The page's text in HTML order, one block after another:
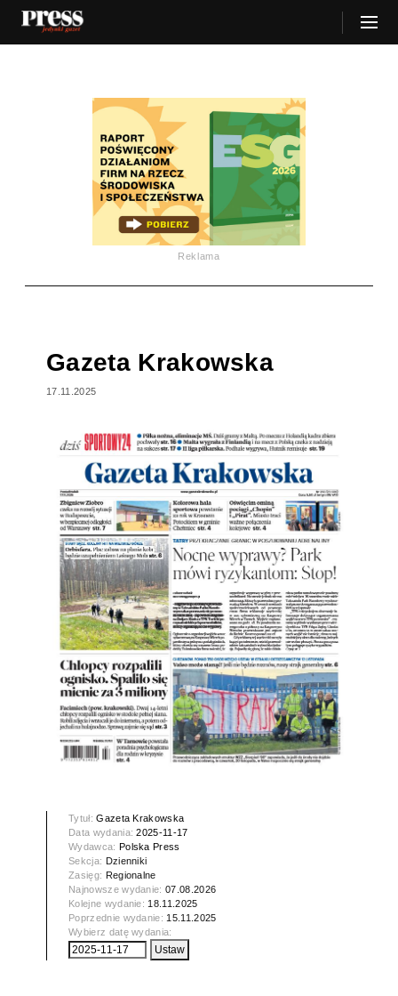
Reklama
Gazeta Krakowska
17.11.2025
Tytuł:Gazeta Krakowska
Data wydania:2025-11-17
Wydawca: Polska Press
Sekcja: Dzienniki
Zasięg: Regionalne
Najnowsze wydanie:07.08.2026
Kolejne wydanie: 18.11.2025
Poprzednie wydanie: 15.11.2025
Wybierz datę wydania: